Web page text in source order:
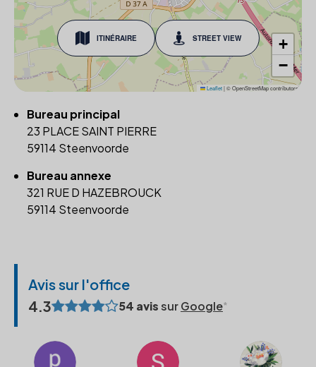
ITINÉRAIRE STREET VIEW
+
−
Leaflet|© OpenStreetMap contributors
Bureau principal
23 PLACE SAINT PIERRE
59114 Steenvoorde
Bureau annexe
321 RUE D HAZEBROUCK
59114 Steenvoorde
Avis sur l'office
4.3
54 avissurGoogle